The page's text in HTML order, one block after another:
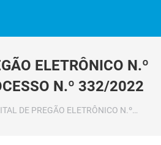
ELETRÔNICO N.º
N.º 332/2022
DE PREGÃO ELETRÔNICO N.º…